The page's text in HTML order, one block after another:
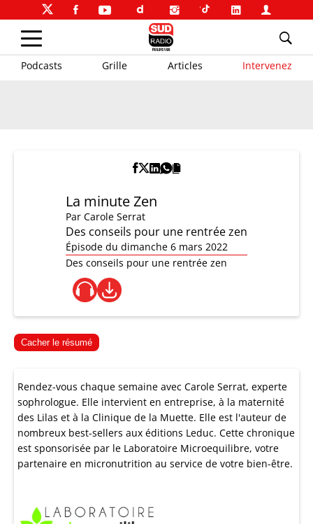
Podcasts Grille Articles Intervenez
La minute Zen
Par Carole Serrat
Des conseils pour une rentrée zen
Épisode du dimanche 6 mars 2022
Des conseils pour une rentrée zen
Cacher le résumé
Rendez-vous chaque semaine avec Carole Serrat, experte
sophrologue. Elle intervient en entreprise, à la maternité
des Lilas et à la Clinique de la Muette. Elle est l'auteur de
nombreux best-sellers aux éditions Leduc. Cette chronique
est sponsorisée par le Laboratoire Microequilibre, votre
partenaire en micronutrition au service de votre bien-être.